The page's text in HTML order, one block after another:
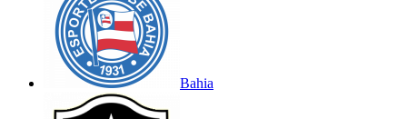
Bahia